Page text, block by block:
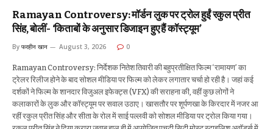
Ramayan Controversy: मॉर्डन लुक पर ट्रोल हुईं रकुल प्रीत
सिंह, बोलीं- ‘किताबों के अनुसार डिजाइन हुए हैं कॉस्ट्यूम’
By फरहीन खान August 3, 2026 0
Ramayan Controversy: निर्देशक नितेश तिवारी की बहुप्रतीक्षित फिल्म ‘रामायण’ का
ट्रेलर रिलीज होने के बाद सोशल मीडिया पर फिल्म को लेकर लगातार चर्चा हो रही है। जहां कई
दर्शकों ने फिल्म के शानदार विजुअल इफेक्ट्स (VFX) की सराहना की, वहीं कुछ लोगों ने
कलाकारों के लुक और कॉस्ट्यूम पर सवाल उठाए। खासतौर पर शूर्पणखा के किरदार में नजर आ
रहीं रकुल प्रीत सिंह और सीता के रोल में साई पल्लवी को सोशल मीडिया पर ट्रोल किया गया।